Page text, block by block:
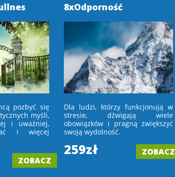
pozbyć się
myśli,
i uważniej,
i więcej
ZOBACZ
8xOdporność
Dla ludzi, którzy funkcjonują w
stresie, dźwigają wiele
obowiązków i pragną zwiększyć
swoją wydolność.
259zł ZOBACZ